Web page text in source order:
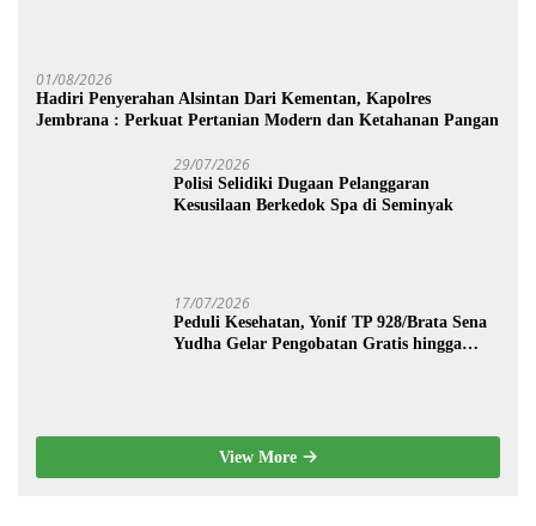
01/08/2026
Hadiri Penyerahan Alsintan Dari Kementan, Kapolres
Jembrana : Perkuat Pertanian Modern dan Ketahanan Pangan
29/07/2026
Polisi Selidiki Dugaan Pelanggaran
Kesusilaan Berkedok Spa di Seminyak
17/07/2026
Peduli Kesehatan, Yonif TP 928/Brata Sena
Yudha Gelar Pengobatan Gratis hingga
View More